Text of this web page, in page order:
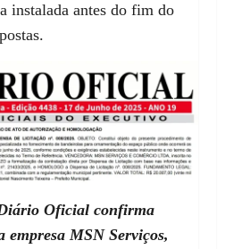
instalada antes do fim do
Oficial confirma
empresa MSN Serviços,